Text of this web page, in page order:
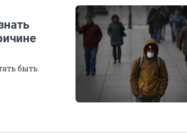
быть